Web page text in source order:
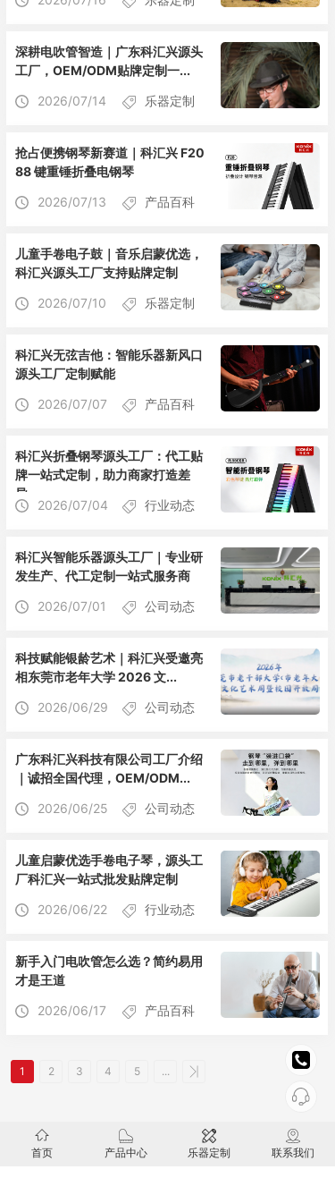
乐器定制
2026/07/14
深耕电吹管智造｜广东科汇兴源头
工厂，OEM/ODM贴牌定制一...
产品百科
2026/07/13
抢占便携钢琴新赛道｜科汇兴 F20
88 键重锤折叠电钢琴
乐器定制
2026/07/10
儿童手卷电子鼓｜音乐启蒙优选，
科汇兴源头工厂支持贴牌定制
产品百科
2026/07/07
科汇兴无弦吉他：智能乐器新风口
源头工厂定制赋能
行业动态
2026/07/04
科汇兴折叠钢琴源头工厂：代工贴
牌一站式定制，助力商家打造差
异...
公司动态
2026/07/01
科汇兴智能乐器源头工厂｜专业研
发生产、代工定制一站式服务商
公司动态
2026/06/29
科技赋能银龄艺术｜科汇兴受邀亮
相东莞市老年大学 2026 文...
公司动态
2026/06/25
广东科汇兴科技有限公司工厂介绍
｜诚招全国代理，OEM/ODM...
行业动态
2026/06/22
儿童启蒙优选手卷电子琴，源头工
厂科汇兴一站式批发贴牌定制
产品百科
2026/06/17
新手入门电吹管怎么选？简约易用
才是王道
1 2 3 4 5 ...
首页 产品中心 乐器定制 联系我们